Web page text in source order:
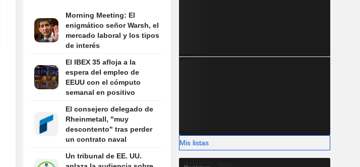
Morning Meeting: El
enigmático señor Warsh, el
mercado laboral y los tipos
de interés
El IBEX 35 afloja a la
espera del empleo de
EEUU con el cómputo
semanal en positivo
El consejero delegado de
Rheinmetall, "muy
descontento" tras perder
un contrato naval
Un tribunal de EE. UU.
Mis listas